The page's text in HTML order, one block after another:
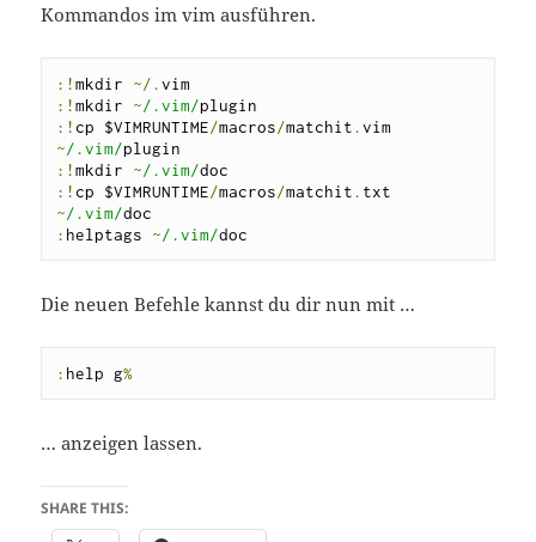
Kommandos im vim ausführen.
:!mkdir ~/.
:!mkdir ~/.vim/
:!cp $VIMRUNTIME/macros/matchit .
~/.vim/
:!mkdir ~/.vim/
:!cp $VIMRUNTIME/macros/matchit .
~/.vim/
: helptags ~/.vim/doc
Die neuen Befehle kannst du dir nun mit …
: help g%
… anzeigen lassen.
SHARE THIS: